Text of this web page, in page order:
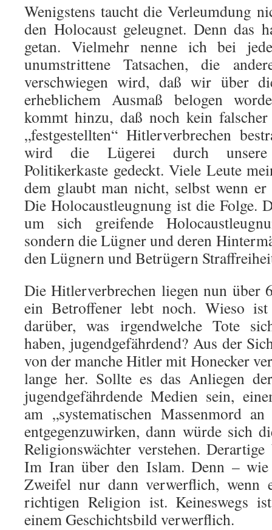
Wenigstens taucht die Verleumdung
den Holocaust geleugnet. Denn das
getan. Vielmehr nenne ich bei
unumstrittene Tatsachen, die
verschwiegen wird, daß wir über
erheblichem Ausmaß belogen
kommt hinzu, daß noch kein
„festgestellten“ Hitlerverbrechen
wird die Lügerei durch unsere
Politikerkaste gedeckt. Viele Leute
dem glaubt man nicht, selbst wenn
Die Holocaustleugnung ist die Folge.
um sich greifende
sondern die Lügner und deren
den Lügnern und Betrügern
Die Hitlerverbrechen liegen nun über
ein Betroffener lebt noch. Wieso ist
darüber, was irgendwelche Tote
haben, jugendgefährdend? Aus der
von der manche Hitler mit Honecker
lange her. Sollte es das Anliegen
jugendgefährdende Medien sein,
am „systematischen Massenmord
entgegenzuwirken, dann würde sich
Religionswächter verstehen.
Im Iran über den Islam. Denn –
Zweifel nur dann verwerflich, wenn
richtigen Religion ist. Keineswegs
einem Geschichtsbild verwerflich.